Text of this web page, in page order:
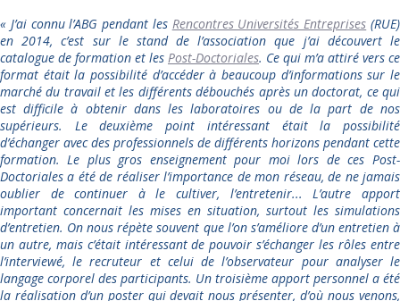
« J’ai connu l’ABG pendant les Rencontres Universités Entreprises (RUE)
en 2014, c’est sur le stand de l’association que j’ai découvert le
catalogue de formation et les Post-Doctoriales. Ce qui m’a attiré vers ce
format était la possibilité d’accéder à beaucoup d’informations sur le
marché du travail et les différents débouchés après un doctorat, ce qui
est difficile à obtenir dans les laboratoires ou de la part de nos
supérieurs. Le deuxième point intéressant était la possibilité
d’échanger avec des professionnels de différents horizons pendant cette
formation. Le plus gros enseignement pour moi lors de ces Post-
Doctoriales a été de réaliser l’importance de mon réseau, de ne jamais
oublier de continuer à le cultiver, l’entretenir... L’autre apport
important concernait les mises en situation, surtout les simulations
d’entretien. On nous répète souvent que l’on s’améliore d’un entretien à
un autre, mais c’était intéressant de pouvoir s’échanger les rôles entre
l’interviewé, le recruteur et celui de l’observateur pour analyser le
langage corporel des participants. Un troisième apport personnel a été
la réalisation d’un poster qui devait nous présenter, d’où nous venons,